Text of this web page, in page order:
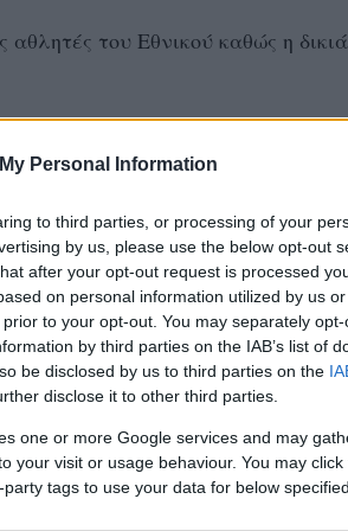
Personal Information
to third parties, or processing of your
by us, please use the below opt-out
after your opt-out request is processed
on personal information utilized by us
to your opt-out. You may separately
by third parties on the IAB’s list of
be disclosed by us to third parties on the
disclose it to other third parties.
one or more Google services and may
your visit or usage behaviour. You may
tags to use your data for below
του Εθνικού καθώς η
περιελάμβανε προπόνηση
για όλους και η
Ολυμπιακού, ΠΑΟΚ, Φοίνικα
κάνοντας πρόταση στον
για ακραίο αφού υπάρχει
υπάρχουν καθυστερήσεις και ο